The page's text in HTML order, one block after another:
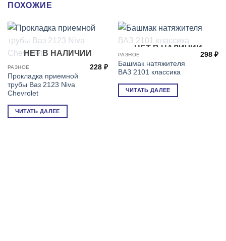
ПОХОЖИЕ
НЕТ В НАЛИЧИИ
РАЗНОЕ
Прокладка приемной
трубы Ваз 2123 Niva
Chevrolet
228₽
ЧИТАТЬ ДАЛЕЕ
НЕТ В НАЛИЧИИ
РАЗНОЕ
Башмак натяжителя
ВАЗ 2101 классика
298₽
ЧИТАТЬ ДАЛЕЕ